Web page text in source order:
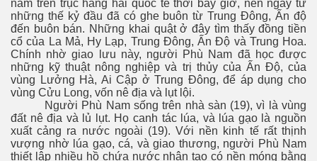
nằm trên trục hàng hải quốc tế thời bấy giờ, nên ngay từ
những thế kỷ đầu đã có ghe buôn từ Trung Đông, Ấn độ
đến buôn bán. Những khai quật ở đây tìm thấy đồng tiền
cổ của La Mả, Hy Lạp, Trung Đông, Ấn Độ và Trung Hoa.
Chính nhờ giao lưu này, người Phù Nam đã học được
những kỹ thuật nông nghiệp và trị thủy của Ấn Độ, của
vùng Lưởng Hà, Ai Cập ở Trung Đông, để áp dụng cho
vùng Cửu Long, vốn nê địa và lụt lội.
Người Phù Nam sống trên nhà sàn (19), vì là vùng
đất nê địa và lủ lụt. Họ canh tác lúa, và lúa gạo là nguồn
xuất cảng ra nước ngoài (19). Với nền kinh tế rất thịnh
vượng nhờ lúa gạo, cá, và giao thương, người Phù Nam
thiết lập nhiều hồ chứa nước nhân tạo có nền móng bằng